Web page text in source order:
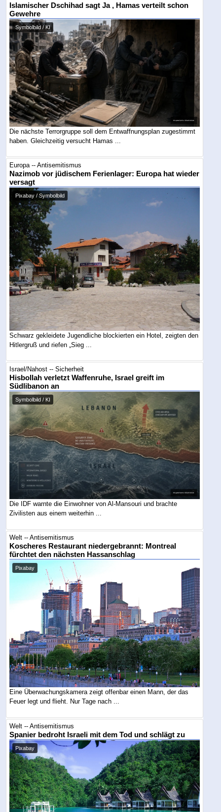
Islamischer Dschihad sagt Ja , Hamas verteilt schon
Gewehre
Symbolbild / KI
Die nächste Terrorgruppe soll dem Entwaffnungsplan zugestimmt
haben. Gleichzeitig versucht Hamas ...
Europa -- Antisemitismus
Nazimob vor jüdischem Ferienlager: Europa hat wieder
versagt
Pixabay / Symbolbild
Schwarz gekleidete Jugendliche blockierten ein Hotel, zeigten den
Hitlergruß und riefen „Sieg ...
Israel/Nahost -- Sicherheit
Hisbollah verletzt Waffenruhe, Israel greift im
Südlibanon an
Symbolbild / KI
Die IDF warnte die Einwohner von Al-Mansouri und brachte
Zivilisten aus einem weiterhin ...
Welt -- Antisemitismus
Koscheres Restaurant niedergebrannt: Montreal
fürchtet den nächsten Hassanschlag
Pixabay
Eine Überwachungskamera zeigt offenbar einen Mann, der das
Feuer legt und flieht. Nur Tage nach ...
Welt -- Antisemitismus
Spanier bedroht Israeli mit dem Tod und schlägt zu
Pixabay